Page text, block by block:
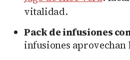
vitalidad.
Pack de infusiones
infusiones